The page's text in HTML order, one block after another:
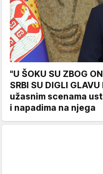
"U ŠOKU SU ZBOG
SRBI SU DIGLI
užasnim scenama
i napadima na njega